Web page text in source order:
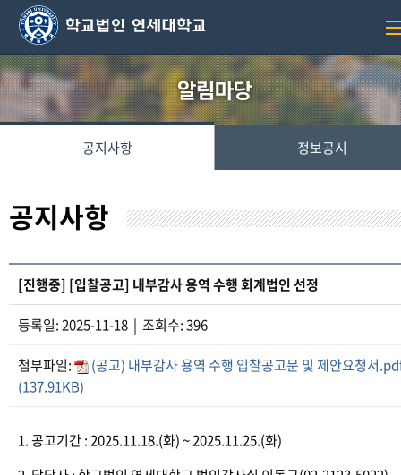
공지사항 정보공시
공지사항
[진행중] [입찰공고] 내부감사 용역 수행 회계법인 선정
등록일: 2025-11-18 | 조회수: 396
첨부파일:
(공고) 내부감사 용역 수행 입찰공고문 및 제안요청서
(137.91KB)
1. 공고기간 : 2025.11.18.(화) ~ 2025.11.25.(화)